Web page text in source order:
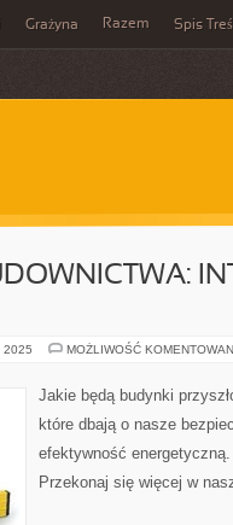
Grażyna Razem Spis
2025 MOŻLIWOŚĆ
Jakie będą budynki
które dbają o nasze
efektywność
Przekonaj się więcej w